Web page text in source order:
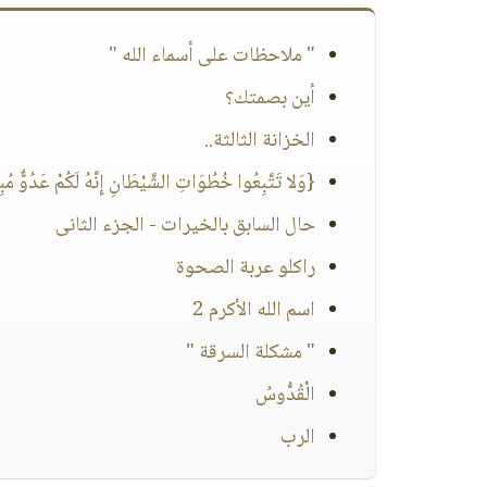
" ملاحظات على أسماء الله "
أين بصمتك؟
الخزانة الثالثة..
{وَلا تَتَّبِعُوا خُطُوَاتِ الشَّيْطَانِ إِنَّهُ لَكُمْ عَدُوٌّ
حال السابق بالخيرات - الجزء الثانى
راكلو عربة الصحوة
اسم الله الأكرم 2
" مشكلة السرقة "
الْقُدُّوسُ
الرب